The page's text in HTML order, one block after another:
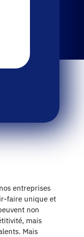
entreprises
faire unique et
non
mais
Mais